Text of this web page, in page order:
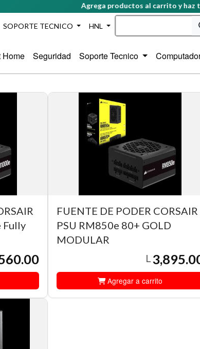
Agrega productos al carrito y haz tu
SOPORTE TECNICO HNL
Home Seguridad Soporte Tecnico
Fully
FUENTE DE PODER CORSAIR
PSU RM850e 80+ GOLD
MODULAR
L
Agregar a carrito